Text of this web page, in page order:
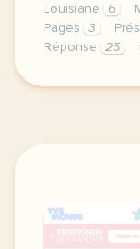
Louisiane
6
Pages
3
Réponse
25
le respect